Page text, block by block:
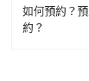
兩位乘車，
節省50%的交
雖然路邊隨租
域的限制，實
同行，卻無自
童的安全，依
看您旅遊的目
公車、捷運、
如何預約？
約？